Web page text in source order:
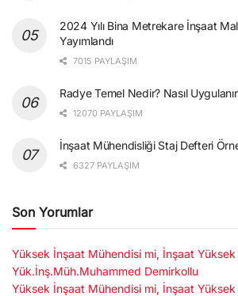
2024 Yılı Bina Metrekare İnşaat
Yayımlandı
7015 PAYLAŞIM
Radye Temel Nedir? Nasıl
12070 PAYLAŞIM
İnşaat Mühendisliği Staj Defteri
6327 PAYLAŞIM
Son Yorumlar
Yüksek İnşaat Mühendisi mi, İnşaat
Yük.İnş.Müh.Muhammed Demirkollu
Yüksek İnşaat Mühendisi mi, İnşaat